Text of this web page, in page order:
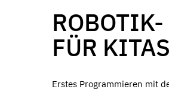
FÜR
Erstes Programmieren mit